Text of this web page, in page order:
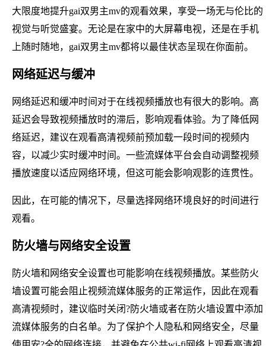
大限度地提升gai双男主mv的观看效果，享受一场无与伦比的
视觉与听觉盛宴。无论是在家中的大屏幕电视，还是在手机
上随时随地，gai双男主mv都将以最佳状态呈现在你面前。
网络延迟与缓冲
网络延迟和缓冲时间对于在线视频播放也有很大的影响。高
延迟会导致视频播放时的滞后，影响观看体验。为了降低网
络延迟，建议在观看高清视频前预加载一段时间的视频内
容，以减少实时缓冲时间。一些流媒体平台会自动调整视频
播放速度以适应网络环境，但这可能会影响观影的连贯性。
因此，在可能的情况下，尽量选择网络环境良好的时间进行
观看。
防火墙与网络安全设置
防火墙和网络安全设置也可能影响在线视频播放。某些防火
墙设置可能会阻止视频流媒体服务的正常运作，因此在观看
高清视频时，建议临时关闭?防火墙或者在防火墙设置中添加
流媒体服务的白名单。为了保护个人隐私和网络安全，尽量